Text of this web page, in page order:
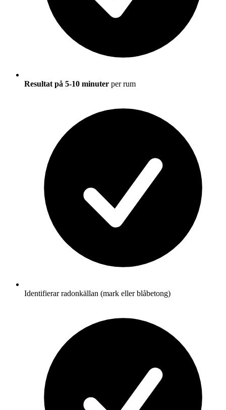
Resultat på 5-10 minuter per rum
Identifierar radonkällan (mark eller blåbetong)